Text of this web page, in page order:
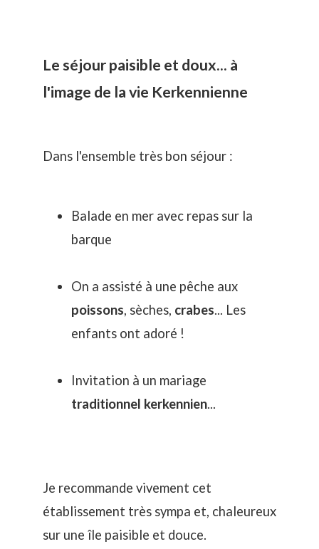
Le séjour paisible et doux... à
l'image de la vie Kerkennienne
Dans l'ensemble très bon séjour :
Balade en mer avec repas sur la
barque
On a assisté à une pêche aux
poissons, sèches, crabes... Les
enfants ont adoré !
Invitation à un mariage
traditionnel kerkennien...
Je recommande vivement cet
établissement très sympa et, chaleureux
sur une île paisible et douce.